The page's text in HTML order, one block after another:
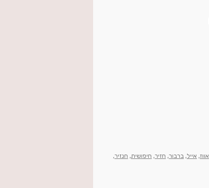
אווז, אייל, ברבור, חזיר, חיפושית, חנזיר,